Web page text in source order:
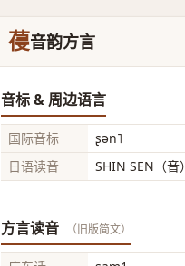
葠音韵方言
音标 & 周边语言
国际音标
ʂən˥
日语读音
SHIN SEN（音）
方言读音 （旧版简文）